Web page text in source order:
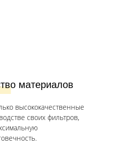
материалов
высококачественные
своих фильтров,